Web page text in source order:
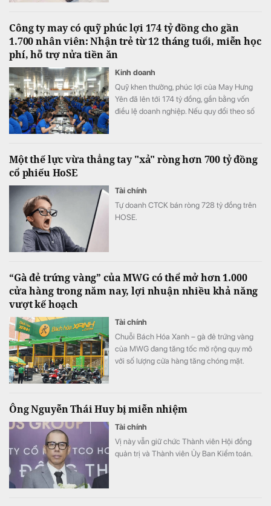
Công ty may có quỹ phúc lợi 174 tỷ đồng cho gần
1.700 nhân viên: Nhận trẻ từ 12 tháng tuổi, miễn học
phí, hỗ trợ nửa tiền ăn
Kinh doanh
Quỹ khen thưởng, phúc lợi của May Hưng
Yên đã lên tới 174 tỷ đồng, gần bằng vốn
điều lệ doanh nghiệp. Nếu quy đổi theo số
Một thế lực vừa thẳng tay "xả" ròng hơn 700 tỷ đồng
cổ phiếu HoSE
Tài chính
Tự doanh CTCK bán ròng 728 tỷ đồng trên
HOSE.
“Gà đẻ trứng vàng” của MWG có thể mở hơn 1.000
cửa hàng trong năm nay, lợi nhuận nhiều khả năng
vượt kế hoạch
Tài chính
Chuỗi Bách Hóa Xanh – gà đẻ trứng vàng
của MWG đang tăng tốc mở rộng quy mô
với số lượng cửa hàng tăng chóng mặt.
Ông Nguyễn Thái Huy bị miễn nhiệm
Tài chính
Vị này vẫn giữ chức Thành viên Hội đồng
quản trị và Thành viên Ủy Ban Kiểm toán.